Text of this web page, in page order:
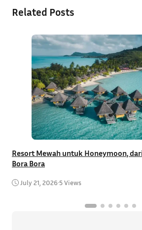
Related Posts
Resort Mewah untuk Honeymoon,
Bora Bora
July 21, 2026•5 Views